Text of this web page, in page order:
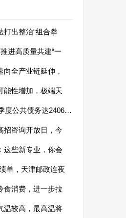
打出整治“组合拳
进高质量共建“一
向全产业链延伸，
能性增加，极端天
公共债务达24066亿
招咨询开放日，今
这些新专业，你会
单，天津邮政连夜
食消费，进一步拉
温较高，最高温将